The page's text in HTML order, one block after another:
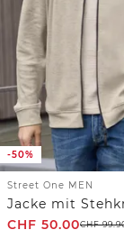
-50%
Street One MEN
CHF 50.00CHF